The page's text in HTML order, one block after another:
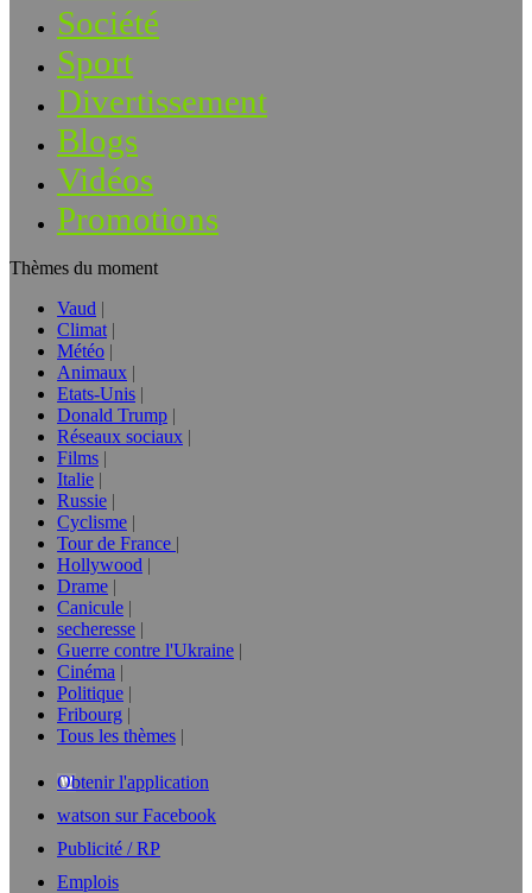
Société
Sport
Divertissement
Blogs
Vidéos
Promotions
Thèmes du moment
Vaud
Climat
Météo
Animaux
Etats-Unis
Donald Trump
Réseaux sociaux
Films
Italie
Russie
Cyclisme
Tour de France
Hollywood
Drame
Canicule
secheresse
Guerre contre l'Ukraine
Cinéma
Politique
Fribourg
Tous les thèmes
Obtenir l'application
watson sur Facebook
Publicité / RP
Emplois